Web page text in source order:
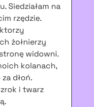
Siedziałam na
rzędzie.
żołnierzy
widowni.
kolanach,
dłoń.
i twarz